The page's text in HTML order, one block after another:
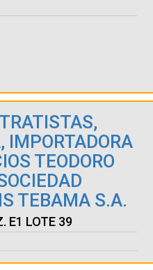
IMPORTADORA
TEODORO
TEBAMA S.A.
E1 LOTE 39